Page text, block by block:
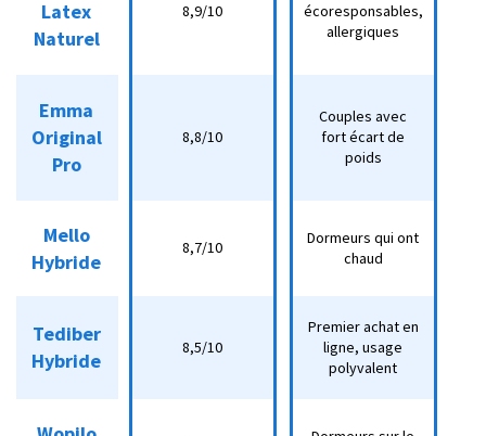
Latex
Naturel
8,9/10
écoresponsables,
naturel
Emma
Original
8,8/10
Couples avec fort
Hybride
premium
Mello
Hybride
8,7/10
Dormeurs qui ont
Hybride
Tediber
Hybride
8,5/10
Premier achat en
Hybride
8,9/10
8,8/10
8,7/10
8,5/10
écoresponsables,
allergiques
Couples avec
fort écart de
poids
Dormeurs qui ont
chaud
Premier achat en
ligne, usage
polyvalent
Latex
Naturel
Emma
Original
Pro
Mello
Hybride
Tediber
Hybride